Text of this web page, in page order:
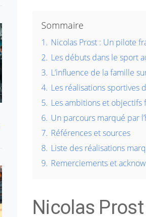
Sommaire
1. Nicolas Prost : Un pilote
2. Les débuts dans le sport
3. L’influence de la famille
4. Les réalisations sportives
5. Les ambitions et objectifs
6. Un parcours marqué par
7. Références et sources
8. Liste des réalisations
9. Remerciements et
Nicolas